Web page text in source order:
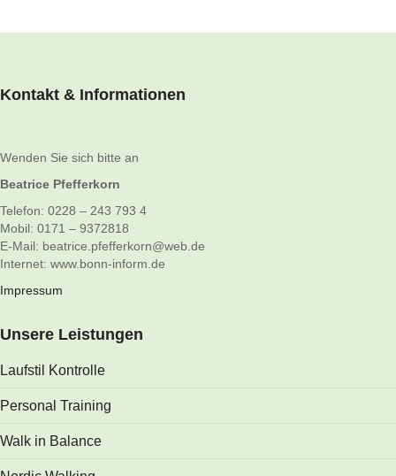
Kontakt & Informationen
Wenden Sie sich bitte an
Beatrice Pfefferkorn
Telefon: 0228 – 243 793 4
Mobil: 0171 – 9372818
E-Mail: beatrice.pfefferkorn@web.de
Internet: www.bonn-inform.de
Impressum
Unsere Leistungen
Laufstil Kontrolle
Personal Training
Walk in Balance